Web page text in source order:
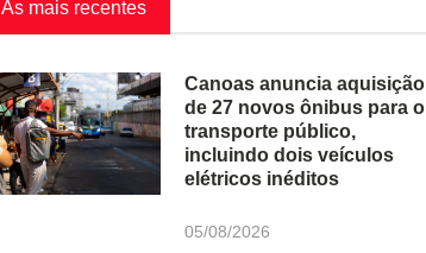
As mais recentes
Canoas anuncia aquisição
de 27 novos ônibus para o
transporte público,
incluindo dois veículos
elétricos inéditos
05/08/2026